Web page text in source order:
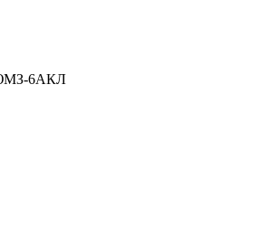
ЮМЗ-6АКЛ